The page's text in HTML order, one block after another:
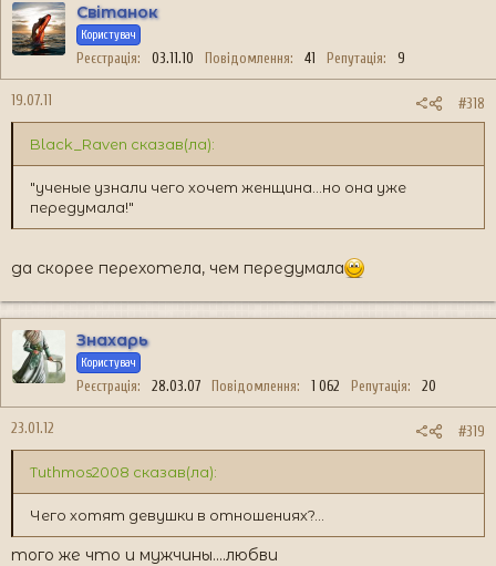
Світанок
Користувач
Реєстрація 03.11.10 Повідомлення 41 Репутація 9
19.07.11 #318
Black_Raven сказав(ла):
"ученые узнали чего хочет женщина...но она уже
передумала!"
да скорее перехотела, чем передумала
Знахарь
Користувач
Реєстрація 28.03.07 Повідомлення 1 062 Репутація 20
23.01.12 #319
Tuthmos2008 сказав(ла):
Чего хотят девушки в отношениях?...
того же что и мужчины....любви